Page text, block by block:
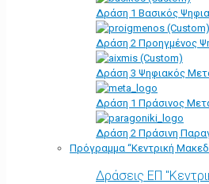
Δράση 1 Βασικός
Δράση 2 Προηγμένος
Δράση 3 Ψηφιακός
Δράση 1 Πράσινος
Δράση 2 Πράσινη
Πρόγραμμα “Κεντρική
Δράσεις ΕΠ